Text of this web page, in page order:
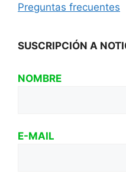
Preguntas frecuentes
SUSCRIPCIÓN A
NOMBRE
E-MAIL